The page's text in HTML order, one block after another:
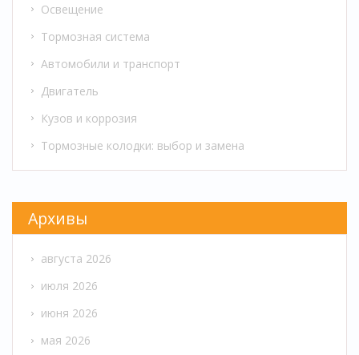
Освещение
Тормозная система
Автомобили и транспорт
Двигатель
Кузов и коррозия
Тормозные колодки: выбор и замена
Архивы
августа 2026
июля 2026
июня 2026
мая 2026